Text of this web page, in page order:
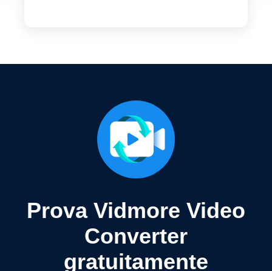
Prova Vidmore Video
Converter
gratuitamente